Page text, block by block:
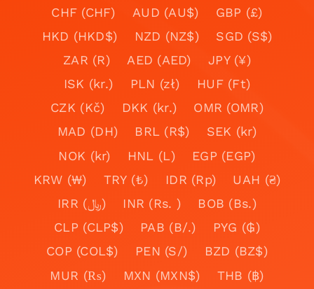
CHF (CHF)
AUD (AU$)
GBP (£)
HKD (HKD$)
NZD (NZ$)
SGD (S$)
ZAR (R)
AED (AED)
JPY (¥)
ISK (kr.)
PLN (zł)
HUF (Ft)
CZK (Kč)
DKK (kr.)
OMR (OMR)
MAD (DH)
BRL (R$)
SEK (kr)
NOK (kr)
HNL (L)
EGP (EGP)
KRW (₩)
TRY (₺) IDR (Rp)
UAH (₴)
IRR (﷼)
INR (Rs. )
BOB (Bs.)
CLP (CLP$)
PAB (B/.)
PYG (₲)
COP (COL$)
PEN (S/)
BZD (BZ$)
MUR (₨)
MXN (MXN$)
THB (฿)